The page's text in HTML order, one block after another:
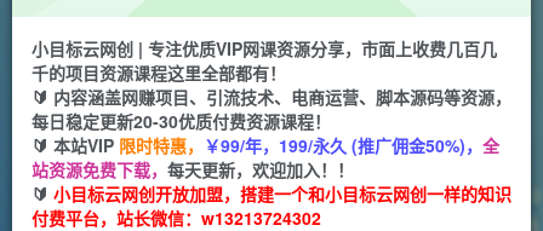
短视频蓝海项目，美女车载U盘，轻松月入过万，
适合0基础小白【揭秘】
一个小目标云网创
2年前发布
关注 私信
869 81
付费阅读
小目标云网创 | 专注优质VIP网课资源分享，市面上收费几百几
千的项目资源课程这里全部都有！
🔰 内容涵盖网赚项目、引流技术、电商运营、脚本源码等资源，
每日稳定更新20-30优质付费资源课程！
🔰 本站VIP 限时特惠， ￥99/年，199/永久 (推广佣金50%)， 全
站资源免费下载， 每天更新，欢迎加入！！
🔰 小目标云网创开放加盟，搭建一个和小目标云网创一样的知识
付费平台，站长微信：w13213724302